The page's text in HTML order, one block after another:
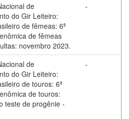
de
do Gir Leiteiro:
de fêmeas: 6ª
de fêmeas
novembro 2023.
-
de
do Gir Leiteiro:
de touros: 6ª
de touros:
teste de progênie -
-